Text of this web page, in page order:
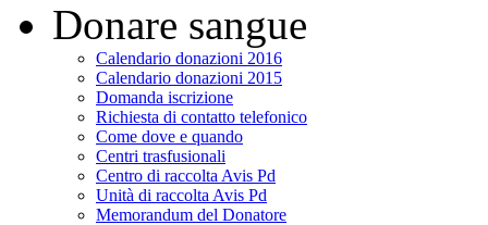
Donare sangue
Calendario donazioni 2016
Calendario donazioni 2015
Domanda iscrizione
Richiesta di contatto telefonico
Come dove e quando
Centri trasfusionali
Centro di raccolta Avis Pd
Unità di raccolta Avis Pd
Memorandum del Donatore